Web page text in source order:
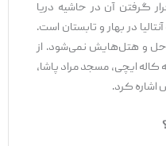
گرفتن آن در حاشیه دریا
در بهار و تابستان است.
و هتل‌هایش نمی‌شود. از
ایچی، مسجد مراد پاشا،
کرد.